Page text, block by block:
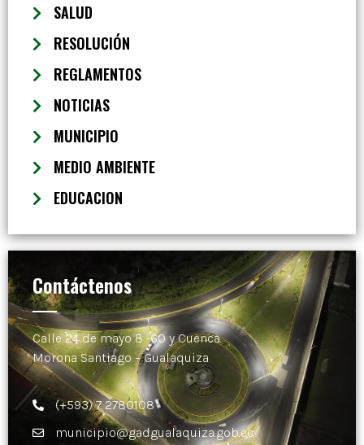
SALUD
RESOLUCIÓN
REGLAMENTOS
NOTICIAS
MUNICIPIO
MEDIO AMBIENTE
EDUCACION
Contáctenos
Calle 24 de mayo 8 -60 y Cuenca.
Morona Santiago – Gualaquiza
(+593) 7 2780108
municipio@gadgualaquiza.gob.ec